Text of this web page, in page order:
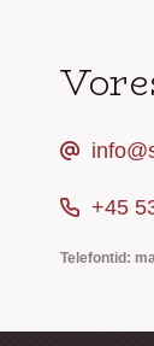
+45
Telefontid: